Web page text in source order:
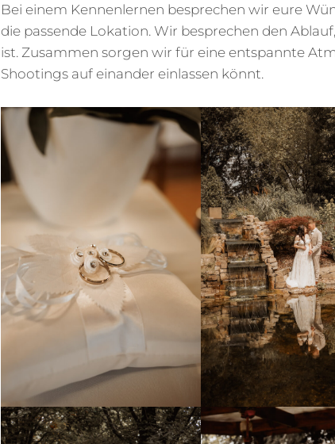
Bei einem Kennenlernen besprechen wir eure
die passende Lokation. Wir besprechen den
ist. Zusammen sorgen wir für eine entspannte
Shootings auf einander einlassen könnt.